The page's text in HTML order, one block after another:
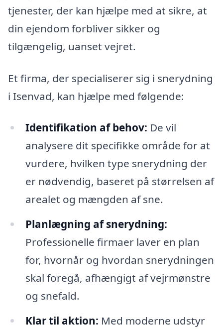
tjenester, der kan hjælpe med at sikre, at
din ejendom forbliver sikker og
tilgængelig, uanset vejret.
Et firma, der specialiserer sig i snerydning
i Isenvad, kan hjælpe med følgende:
Identifikation af behov: De vil
analysere dit specifikke område for at
vurdere, hvilken type snerydning der
er nødvendig, baseret på størrelsen af
arealet og mængden af sne.
Planlægning af snerydning:
Professionelle firmaer laver en plan
for, hvornår og hvordan snerydningen
skal foregå, afhængigt af vejrmønstre
og snefald.
Klar til aktion: Med moderne udstyr